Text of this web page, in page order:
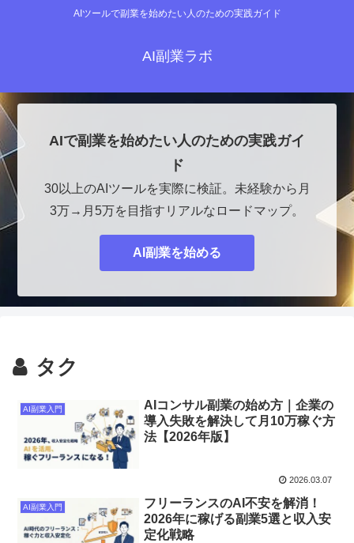
AIツールで副業を始めたい人のための実践ガイド
AI副業ラボ
AIで副業を始めたい人のための実践ガイ
ド
30以上のAIツールを実際に検証。未経験から月
3万→月5万を目指すリアルなロードマップ。
AI副業を始める
タク
AI副業入門
AIコンサル副業の始め方｜企業の
導入失敗を解決して月10万稼ぐ方
法【2026年版】
2026.03.07
AI副業入門
フリーランスのAI不安を解消！
2026年に稼げる副業5選と収入安
定化戦略